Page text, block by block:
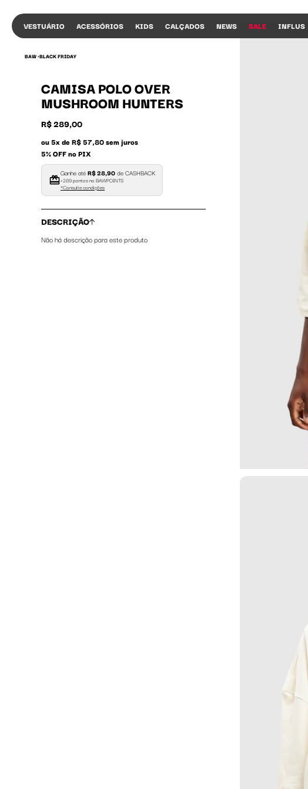
VESTUÁRIO ACESSÓRIOS KIDS CALÇADOS NEWS SALE INFLUS
BAW •BLACK FRIDAY
CAMISA POLO OVER
MUSHROOM HUNTERS
R$ 289,00
ou 5x de R$ 57,80 sem juros
5% OFF no PIX
Ganhe atéR$ 28,90de CASHBACK
+289 pontos no BAWPOINTS
*Consulte condições
DESCRIÇÃO
Não há descrição para este produto